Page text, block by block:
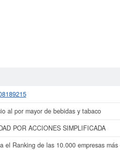
al por mayor de bebidas y tabaco
POR ACCIONES SIMPLIFICADA
el Ranking de las 10.000 empresas